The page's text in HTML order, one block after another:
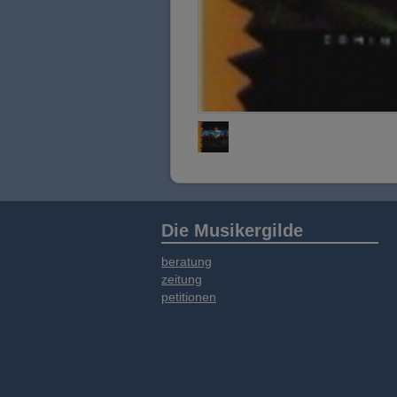
Die Musikergilde
beratung
zeitung
petitionen